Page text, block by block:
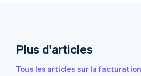
Plus d'articles
Tous les articles sur la facturation
Estonie
États-Unis